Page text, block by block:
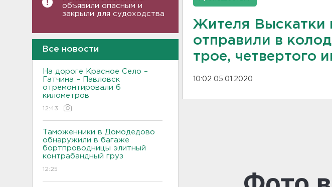
объявили опасным и
закрыли для судоходства
Все новости
На дороге Красное Село –
Гатчина – Павловск
отремонтировали 6
километров
12:43
Таможенники в Домодедово
обнаружили в багаже
бортпроводницы элитный
контрабандный груз
12:25
Жителя Выскатки
отправили в
трое, четвертого
10:02 05.01.2020